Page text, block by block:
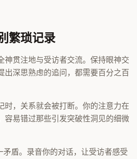
繁琐记录
神贯注地与受访者交流。保持眼神交
出深思熟虑的追问，都需要百分之百
时，关系就会被打断。你的注意力在
容易错过那些引发突破性洞见的细微
矛盾。录音你的对话，让受访者感受